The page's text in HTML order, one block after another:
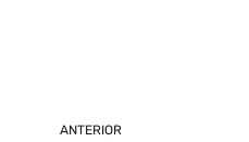
ANTERIOR